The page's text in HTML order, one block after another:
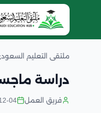
ملتقى التعليم
دراسة
فريق العمل 04